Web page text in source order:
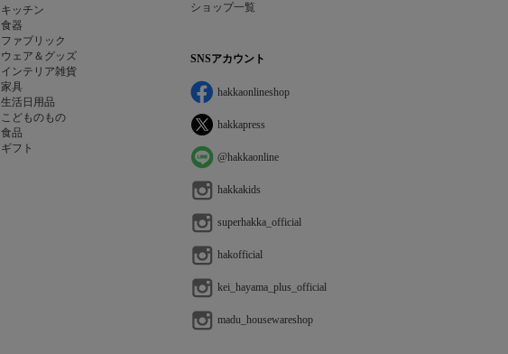
キッチン
食器
ファブリック
ウェア＆グッズ
インテリア雑貨
家具
生活日用品
こどものもの
食品
ギフト
ショップ一覧
SNSアカウント
hakkaonlineshop
hakkapress
@hakkaonline
hakkakids
superhakka_official
hakofficial
kei_hayama_plus_official
madu_housewareshop